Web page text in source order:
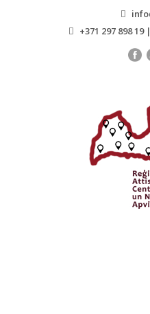
+371 297 898 19